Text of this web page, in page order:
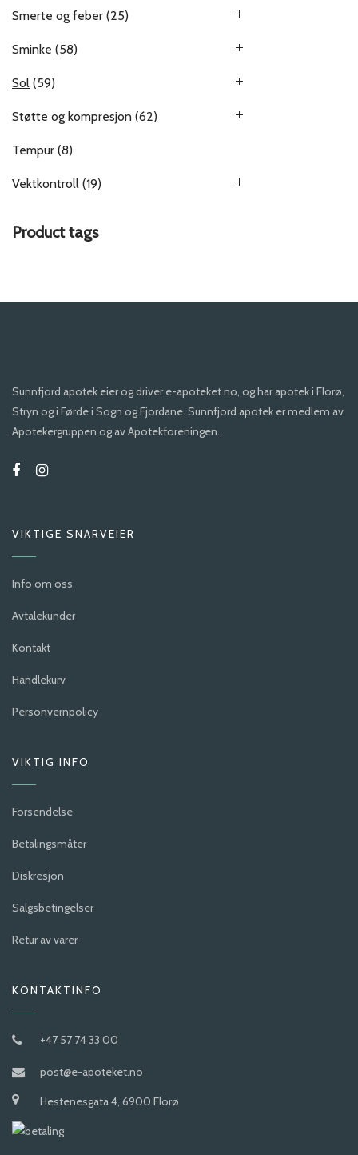
Smerte og feber (25)
Sminke (58)
Sol (59)
Støtte og kompresjon (62)
Tempur (8)
Vektkontroll (19)
Product tags
Sunnfjord apotek eier og driver e-apoteket.no, og har apotek i Florø,
Stryn og i Førde i Sogn og Fjordane. Sunnfjord apotek er medlem av
Apotekergruppen og av Apotekforeningen.
VIKTIGE SNARVEIER
Info om oss
Avtalekunder
Kontakt
Handlekurv
Personvernpolicy
VIKTIG INFO
Forsendelse
Betalingsmåter
Diskresjon
Salgsbetingelser
Retur av varer
KONTAKTINFO
+47 57 74 33 00
post@e-apoteket.no
Hestenesgata 4, 6900 Florø